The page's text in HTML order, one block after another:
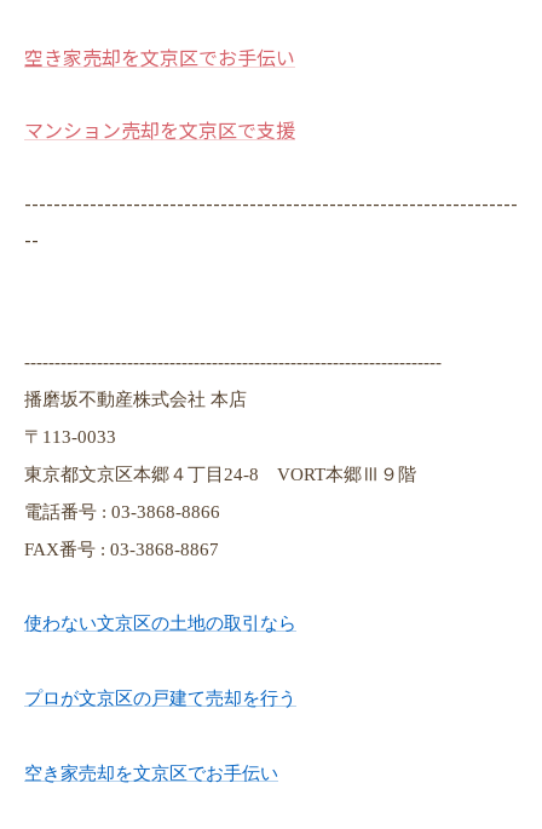
空き家売却を文京区でお手伝い
マンション売却を文京区で支援
--------------------------------------------------------------------
--
---------------------------------------------------------------------
播磨坂不動産株式会社 本店
〒113-0033
東京都文京区本郷４丁目24-8 VORT本郷Ⅲ９階
電話番号 : 03-3868-8866
FAX番号 : 03-3868-8867
使わない文京区の土地の取引なら
プロが文京区の戸建て売却を行う
空き家売却を文京区でお手伝い